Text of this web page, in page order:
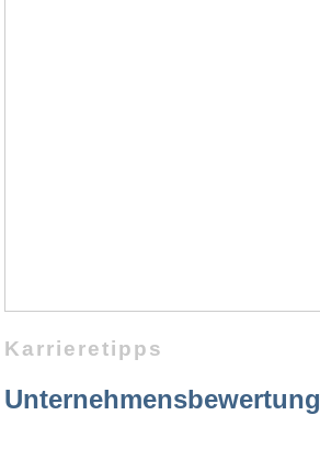
Karrieretipps
Unternehmensbewertung